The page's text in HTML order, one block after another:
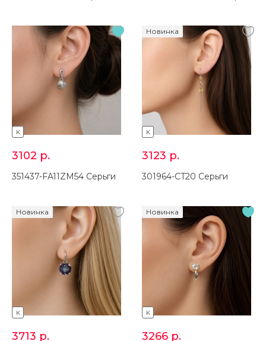
K
3102 р.
351437-FA11ZM54 Серьги
K
Новинка
3123 р.
301964-CT20 Серьги
K
Новинка
3713 р.
K
Новинка
3266 р.